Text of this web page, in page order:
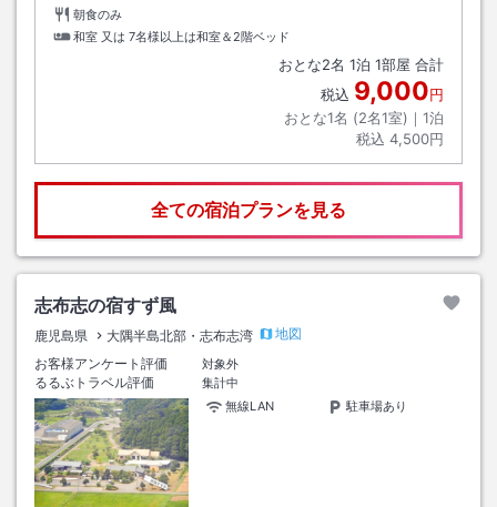
朝食のみ
和室 又は 7名様以上は和室＆2階ベッド
おとな2名 1泊 1部屋 合計
税込 9,000円
おとな1名 (2名1室)｜ 1泊
税込 4,500円
全ての宿泊プランを見る
志布志の宿すず風
鹿児島県 大隅半島北部・志布志湾
地図
お客様アンケート評価
対象外
るるぶトラベル評価
集計中
無線LAN
駐車場あり